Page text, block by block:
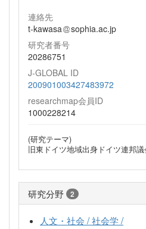
連絡先
t-kawasa
sophia.ac.jp
研究者番号
20286751
J-GLOBAL ID
200901003427483972
researchmap会員ID
1000228214
(研究テーマ)
旧東ドイツ地域出身ドイツ連邦
研究分野 2
人文・社会 / 社会学 /